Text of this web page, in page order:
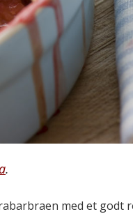
.
med et godt